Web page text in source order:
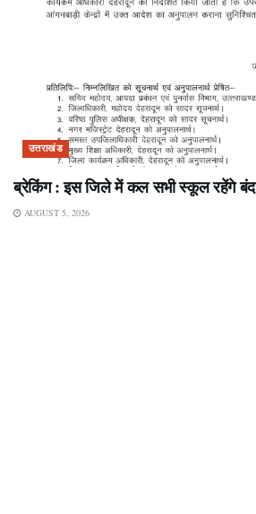
उत्तराखंड
ब्रेकिंग : इस जिले में कल सभी स्कूल रहेंगे बंद
AUGUST 5, 2026